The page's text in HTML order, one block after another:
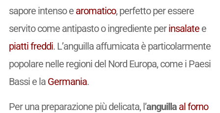
sapore intenso e aromatico, perfetto per essere
servito come antipasto o ingrediente perinsalatee
piatti freddi. L’anguilla affumicata è particolarmente
popolare nelle regioni del Nord Europa, come i Paesi
Bassi e la Germania.
Per una preparazione più delicata, l’anguilla al forno